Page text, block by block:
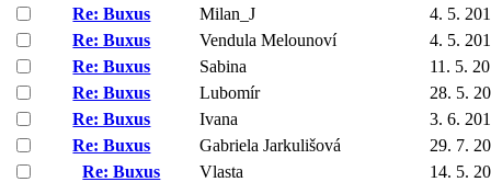
Re: Buxus
Milan_J
4. 5.
Re: Buxus
Vendula Melounoví
4. 5.
Re: Buxus
Sabina
11. 5.
Re: Buxus
Lubomír
28. 5.
Re: Buxus
Ivana
3. 6.
Re: Buxus
Gabriela Jarkulišová
29. 7.
Re: Buxus
Vlasta
14. 5.